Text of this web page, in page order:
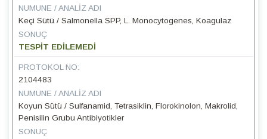
NUMUNE / ANALIZ ADI
Keçi Sütü / Salmonella SPP, L. Monocytogenes, Koagulaz
SONUÇ
TESPİT EDİLEMEDİ
PROTOKOL NO:
2104483
NUMUNE / ANALIZ ADI
Koyun Sütü / Sulfanamid, Tetrasiklin, Florokinolon, Makrolid,
Penisilin Grubu Antibiyotikler
SONUÇ